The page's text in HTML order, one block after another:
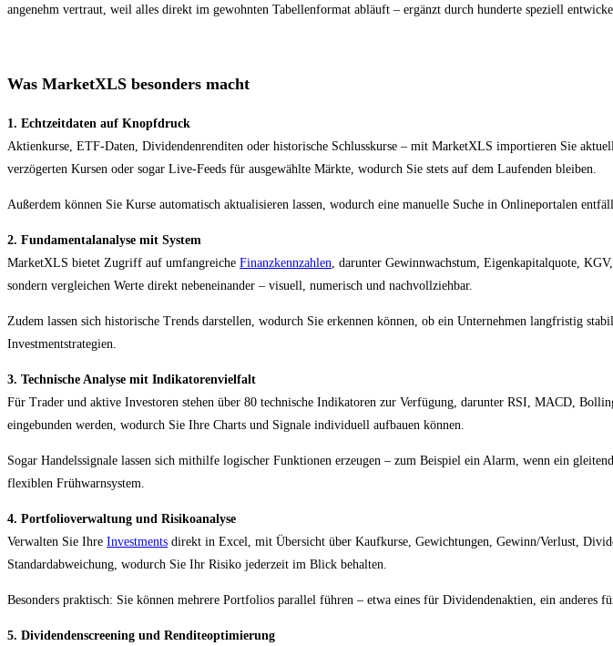
angenehm vertraut, weil alles direkt im gewohnten Tabellenformat abläuft – ergänzt durch hunderte speziell
Was MarketXLS besonders macht
1. Echtzeitdaten auf Knopfdruck
Aktienkurse, ETF-Daten, Dividendenrenditen oder historische Schlusskurse – mit MarketXLS importieren Sie
verzögerten Kursen oder sogar Live‑Feeds für ausgewählte Märkte, wodurch Sie stets auf dem Laufenden bleiben.
Außerdem können Sie Kurse automatisch aktualisieren lassen, wodurch eine manuelle Suche in Onlineportalen
2. Fundamentalanalyse mit System
MarketXLS bietet Zugriff auf umfangreiche Finanzkennzahlen, darunter Gewinnwachstum, Eigenkapitalquote,
sondern vergleichen Werte direkt nebeneinander – visuell, numerisch und nachvollziehbar.
Zudem lassen sich historische Trends darstellen, wodurch Sie erkennen können, ob ein Unternehmen langfristig
Investmentstrategien.
3. Technische Analyse mit Indikatorenvielfalt
Für Trader und aktive Investoren stehen über 80 technische Indikatoren zur Verfügung, darunter RSI, MACD,
eingebunden werden, wodurch Sie Ihre Charts und Signale individuell aufbauen können.
Sogar Handelssignale lassen sich mithilfe logischer Funktionen erzeugen – zum Beispiel ein Alarm, wenn ein
flexiblen Frühwarnsystem.
4. Portfolioverwaltung und Risikoanalyse
Verwalten Sie Ihre Investments direkt in Excel, mit Übersicht über Kaufkurse, Gewichtungen, Gewinn/Verlust,
Standardabweichung, wodurch Sie Ihr Risiko jederzeit im Blick behalten.
Besonders praktisch: Sie können mehrere Portfolios parallel führen – etwa eines für Dividendenaktien, ein anderes
5. Dividendenscreening und Renditeoptimierung